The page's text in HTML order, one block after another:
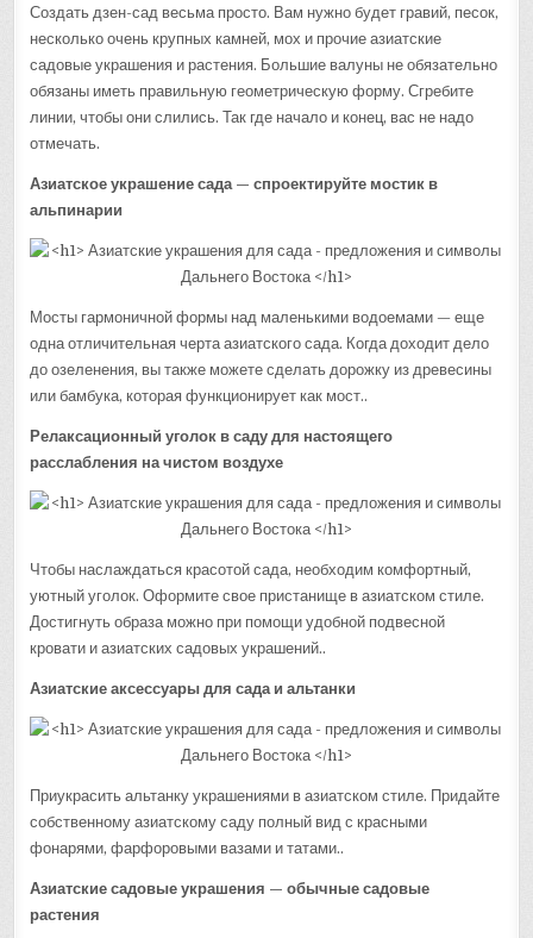
Создать дзен-сад весьма просто. Вам нужно будет гравий, песок,
несколько очень крупных камней, мох и прочие азиатские
садовые украшения и растения. Большие валуны не обязательно
обязаны иметь правильную геометрическую форму. Сгребите
линии, чтобы они слились. Так где начало и конец, вас не надо
отмечать.
Азиатское украшение сада — спроектируйте мостик в
альпинарии
Мосты гармоничной формы над маленькими водоемами — еще
одна отличительная черта азиатского сада. Когда доходит дело
до озеленения, вы также можете сделать дорожку из древесины
или бамбука, которая функционирует как мост..
Релаксационный уголок в саду для настоящего
расслабления на чистом воздухе
Чтобы наслаждаться красотой сада, необходим комфортный,
уютный уголок. Оформите свое пристанище в азиатском стиле.
Достигнуть образа можно при помощи удобной подвесной
кровати и азиатских садовых украшений..
Азиатские аксессуары для сада и альтанки
Приукрасить альтанку украшениями в азиатском стиле. Придайте
собственному азиатскому саду полный вид с красными
фонарями, фарфоровыми вазами и татами..
Азиатские садовые украшения — обычные садовые
растения